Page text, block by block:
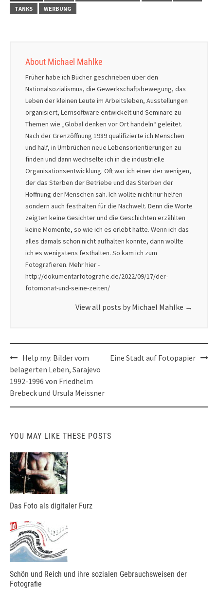
TANKS
WERBUNG
About Michael Mahlke
Früher habe ich Bücher geschrieben über den
Nationalsozialismus, die Gewerkschaftsbewegung, das
Leben der kleinen Leute im Arbeitsleben, Ausstellungen
organisiert, Lernsoftware entwickelt und Seminare zu
Themen wie „Global denken vor Ort handeln“ geleitet.
Nach der Grenzöffnung 1989 qualifizierte ich Menschen
und half, in Umbrüchen neue Lebensorientierungen zu
finden und dann wechselte ich in die industrielle
Organisationsentwicklung. Oft war ich einer der wenigen,
der das Sterben der Betriebe und das Sterben der
Hoffnung der Menschen sah. Ich wollte nicht nur helfen
sondern auch festhalten für die Nachwelt. Denn die Worte
zeigten keine Gesichter und die Geschichten erzählten
keine Momente, so wie ich es erlebt hatte. Wenn ich das
alles damals schon nicht aufhalten konnte, dann wollte
ich es wenigstens festhalten. So kam ich zum
Fotografieren. Mehr hier -
http://dokumentarfotografie.de/2022/09/17/der-
fotomonat-und-seine-zeiten/
View all posts by Michael Mahlke →
Post
navigation
Help my: Bilder vom
belagerten Leben, Sarajevo
1992-1996 von Friedhelm
Brebeck und Ursula Meissner
Eine Stadt auf Fotopapier
YOU MAY LIKE THESE POSTS
Das Foto als digitaler Furz
Schön und Reich und ihre sozialen Gebrauchsweisen der
Fotografie